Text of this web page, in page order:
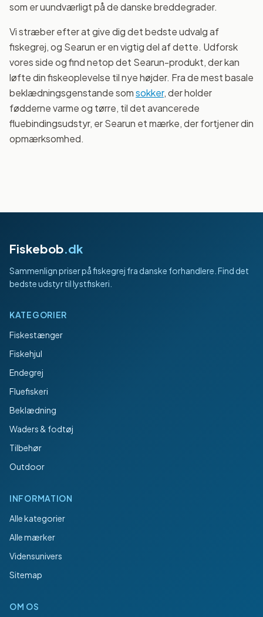
som er uundværligt på de danske breddegrader.
Vi stræber efter at give dig det bedste udvalg af
fiskegrej, og Searun er en vigtig del af dette. Udforsk
vores side og find netop det Searun-produkt, der kan
løfte din fiskeoplevelse til nye højder. Fra de mest basale
beklædningsgenstande somsokker, der holder
fødderne varme og tørre, til det avancerede
fluebindingsudstyr, er Searun et mærke, der fortjener din
opmærksomhed.
Fiskebob.dk
Sammenlign priser på fiskegrej fra danske forhandlere. Find det
bedste udstyr til lystfiskeri.
KATEGORIER
Fiskestænger
Fiskehjul
Endegrej
Fluefiskeri
Beklædning
Waders & fodtøj
Tilbehør
Outdoor
INFORMATION
Alle kategorier
Alle mærker
Vidensunivers
Sitemap
OM OS